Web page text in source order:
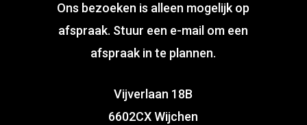
Ons bezoeken is alleen mogelijk op
afspraak. Stuur een e-mail om een
afspraak in te plannen.
Vijverlaan 18B
6602CX Wijchen